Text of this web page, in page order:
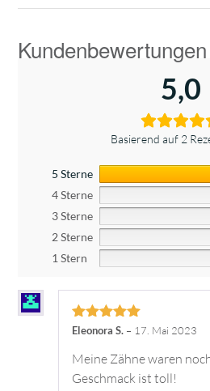
5,0
Basierend auf 2
5 Sterne
4 Sterne
3 Sterne
2 Sterne
1 Stern
Bewertet mit
Eleonora S. – 17. Mai 2023
Meine Zähne waren
Geschmack ist toll!